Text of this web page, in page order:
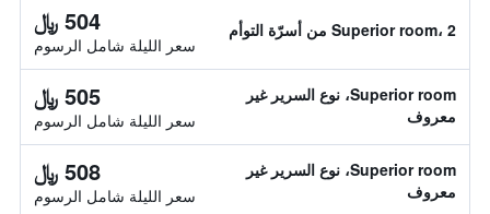
Superior room، 2 من أسرّة التوأم 504 ﷼
سعر الليلة شامل الرسوم
Superior room، نوع السرير غير
معروف
505 ﷼
سعر الليلة شامل الرسوم
Superior room، نوع السرير غير
معروف
508 ﷼
سعر الليلة شامل الرسوم